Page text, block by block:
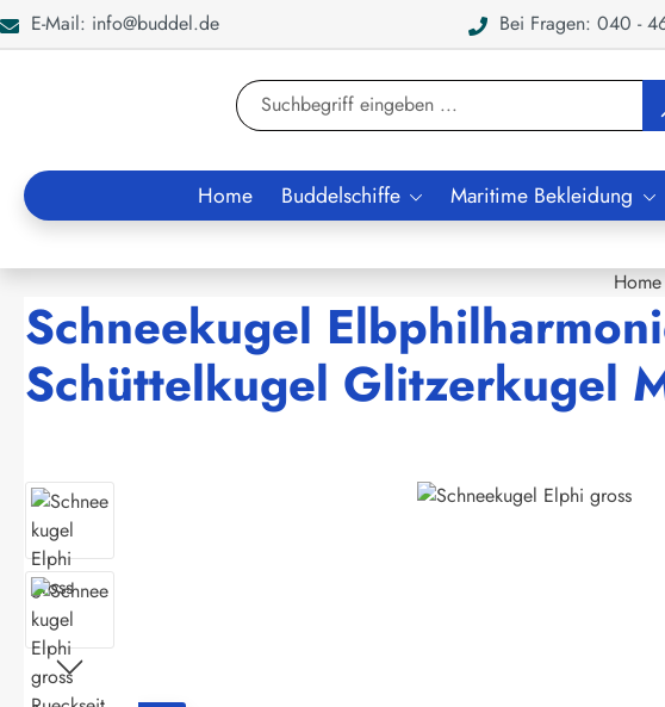
Zur Suche springen
E-Mail: info@buddel.de Bei Fragen: 040 -
Home Buddelschiffe Maritime Bekleidung
Home
Schneekugel
Schüttelkugel Glitzerkugel
Bildergalerie überspringen